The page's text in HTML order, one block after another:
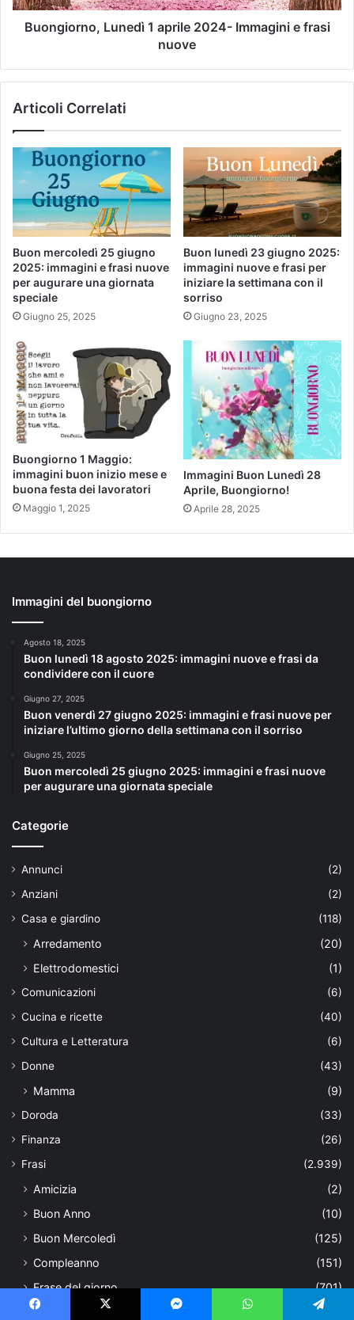
Buongiorno, Lunedì 1 aprile 2024- Immagini e frasi
nuove
Articoli Correlati
Buon mercoledì 25 giugno
2025: immagini e frasi nuove
per augurare una giornata
speciale
Giugno 25, 2025
Buon lunedì 23 giugno 2025:
immagini nuove e frasi per
iniziare la settimana con il
sorriso
Giugno 23, 2025
Buongiorno 1 Maggio:
immagini buon inizio mese e
buona festa dei lavoratori
Maggio 1, 2025
Immagini Buon Lunedì 28
Aprile, Buongiorno!
Aprile 28, 2025
Immagini del buongiorno
Agosto 18, 2025
Buon lunedì 18 agosto 2025: immagini nuove e frasi da
condividere con il cuore
Giugno 27, 2025
Buon venerdì 27 giugno 2025: immagini e frasi nuove per
iniziare l’ultimo giorno della settimana con il sorriso
Giugno 25, 2025
Buon mercoledì 25 giugno 2025: immagini e frasi nuove
per augurare una giornata speciale
Categorie
Annunci
(2)
Anziani
(2)
Casa e giardino
(118)
Arredamento
(20)
Elettrodomestici
(1)
Comunicazioni
(6)
Cucina e ricette
(40)
Cultura e Letteratura
(6)
Donne
(43)
Mamma (9)
Doroda
(33)
Finanza
(26)
Frasi
(2.939)
Amicizia
(2)
Buon Anno
(10)
Buon Mercoledì
(125)
Compleanno
(151)
Frase del giorno
(701)
frasi Danilo Fiorini
(48)